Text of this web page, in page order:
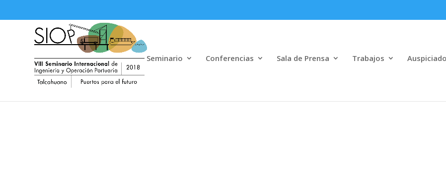
Seminario Conferencias Sala de Prensa Trabajos
PLATINO